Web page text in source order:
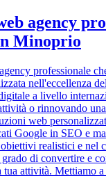
agency
Minoprio
professionale
nell'eccellenza
a livello
o rinnovando
web
Google in SEO e
realistici e nel
di convertire e
attività. Mettiamo